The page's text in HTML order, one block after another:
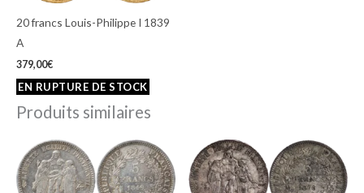
20 francs Louis-Philippe I 1839
A
379,00€
Produits similaires